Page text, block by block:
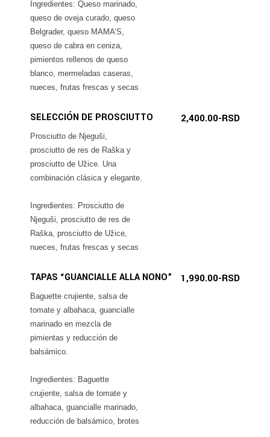
Ingredientes: Queso marinado,
queso de oveja curado, queso
Belgrader, queso MAMA’S,
queso de cabra en ceniza,
pimientos rellenos de queso
blanco, mermeladas caseras,
nueces, frutas frescas y secas
SELECCIÓN DE PROSCIUTTO 2,400.00-RSD
Prosciutto de Njeguši,
prosciutto de res de Raška y
prosciutto de Užice. Una
combinación clásica y elegante.
Ingredientes: Prosciutto de
Njeguši, prosciutto de res de
Raška, prosciutto de Užice,
nueces, frutas frescas y secas
TAPAS “GUANCIALLE ALLA NONO” 1,990.00-RSD
Baguette crujiente, salsa de
tomate y albahaca, guancialle
marinado en mezcla de
pimientas y reducción de
balsámico.
Ingredientes: Baguette
crujiente, salsa de tomate y
albahaca, guancialle marinado,
reducción de balsámico, brotes